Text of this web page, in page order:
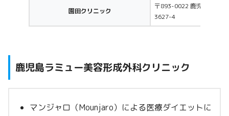
園田クリニック
〒893-0022 鹿児島県鹿屋
3627-4
鹿児島ラミュー美容形成外科クリニック
マンジャロ（Mounjaro）による医療ダイエットに